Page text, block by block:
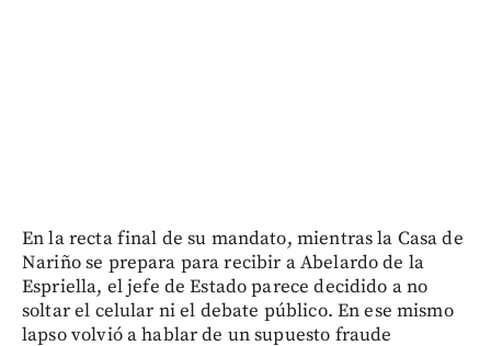
En la recta final de su mandato, mientras la Casa de
Nariño se prepara para recibir a Abelardo de la
Espriella, el jefe de Estado parece decidido a no
soltar el celular ni el debate público. En ese mismo
lapso volvió a hablar de un supuesto fraude